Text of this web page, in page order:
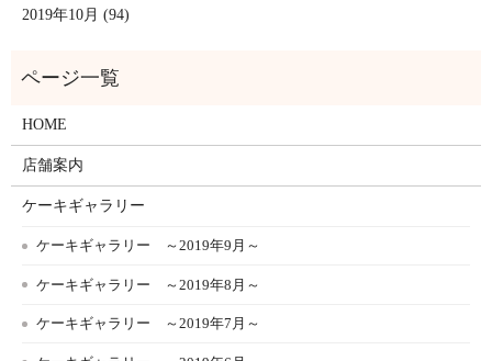
2019年10月 (94)
HOME
店舗案内
ケーキギャラリー
ケーキギャラリー ～2019年9月～
ケーキギャラリー ～2019年8月～
ケーキギャラリー ～2019年7月～